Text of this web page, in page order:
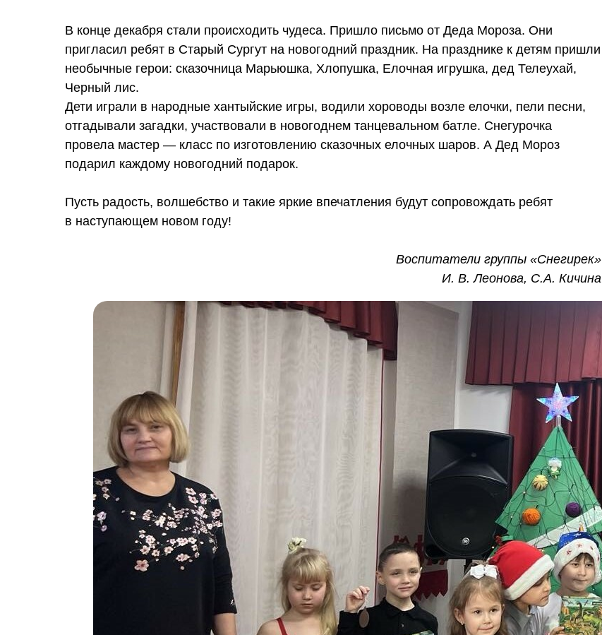
В конце декабря стали происходить чудеса. Пришло письмо от Деда Мороза. Они
пригласил ребят в Старый Сургут на новогодний праздник. На празднике к детям пришли
необычные герои: сказочница Марьюшка, Хлопушка, Елочная игрушка, дед Телеухай,
Черный лис.
Дети играли в народные хантыйские игры, водили хороводы возле елочки, пели песни,
отгадывали загадки, участвовали в новогоднем танцевальном батле. Снегурочка
провела мастер — класс по изготовлению сказочных елочных шаров. А Дед Мороз
подарил каждому новогодний подарок.
Пусть радость, волшебство и такие яркие впечатления будут сопровождать ребят
в наступающем новом году!
Воспитатели группы «Снегирек»
И. В. Леонова, С.А. Кичина